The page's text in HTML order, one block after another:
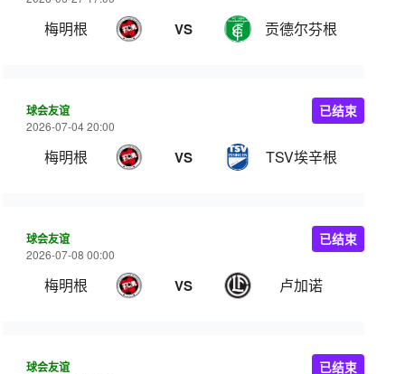
梅明根 VS 贡德尔芬根
球会友谊
2026-07-04 20:00
梅明根 VS TSV埃辛根
已结束
球会友谊
2026-07-08 00:00
梅明根 VS 卢加诺
已结束
球会友谊 已结束